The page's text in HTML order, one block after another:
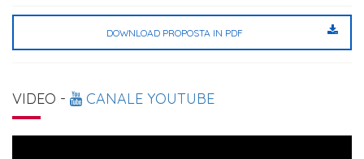
DOWNLOAD PROPOSTA IN PDF
VIDEO - CANALE YOUTUBE